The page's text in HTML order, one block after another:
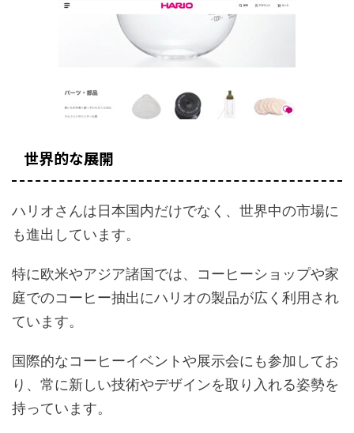
世界的な展開
ハリオさんは日本国内だけでなく、世界中の市場に
も進出しています。
特に欧米やアジア諸国では、コーヒーショップや家
庭でのコーヒー抽出にハリオの製品が広く利用され
ています。
国際的なコーヒーイベントや展示会にも参加してお
り、常に新しい技術やデザインを取り入れる姿勢を
持っています。